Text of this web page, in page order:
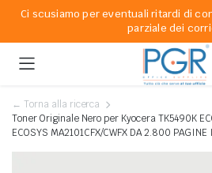
Ci scusiamo per eventuali ritardi di
parziale dei
← Torna alla ricerca
Toner Originale Nero per Kyocera TK5490K
ECOSYS MA2101CFX/CWFX DA 2.800